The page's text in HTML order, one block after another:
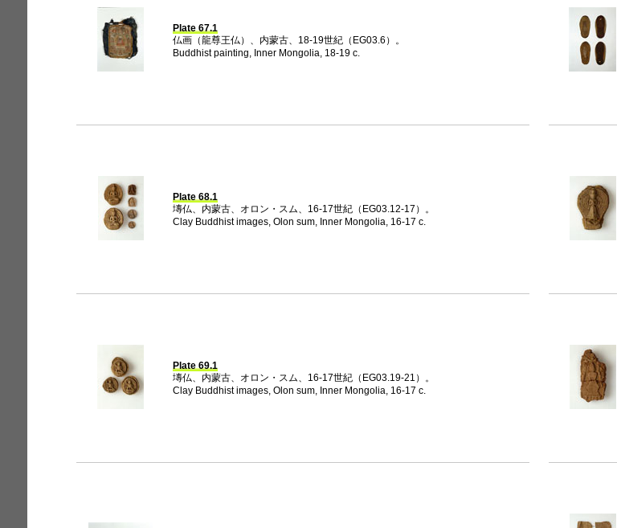
Plate 67.1
仏画（龍尊王仏）、内蒙古、18-19世紀（EG03.6）。
Buddhist painting, Inner Mongolia, 18-19 c.
Plate 68.1
塼仏、内蒙古、オロン・スム、16-17世紀（EG03.12-17）。
Clay Buddhist images, Olon sum, Inner Mongolia, 16-17 c.
Plate 69.1
塼仏、内蒙古、オロン・スム、16-17世紀（EG03.19-21）。
Clay Buddhist images, Olon sum, Inner Mongolia, 16-17 c.